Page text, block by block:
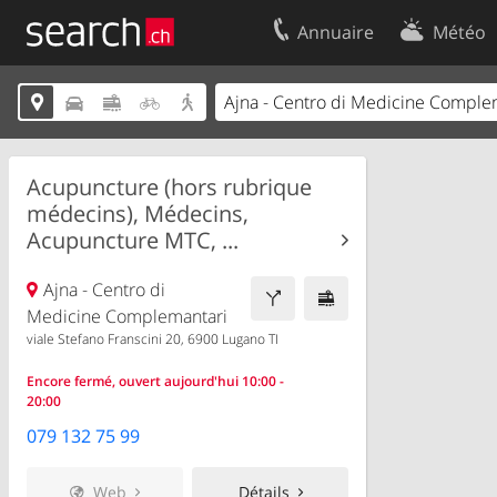
Annuaire Météo
    
Acupuncture (hors rubrique
médecins), Médecins,
Acupuncture MTC, ...
Ajna - Centro di
Medicine Complemantari
viale Stefano Franscini 20, 6900 Lugano TI
Encore fermé, ouvert aujourd'hui 10:00 -
20:00
079 132 75 99
Web Détails
Votre inscription
Centre clients
Mentions Légales
Contact
Conditions